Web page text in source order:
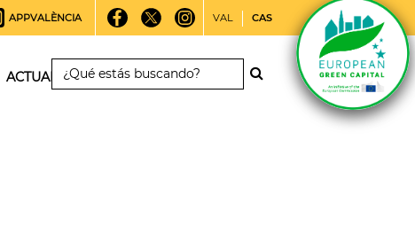
APPVALÈNCIA VAL CAS
ACTUALIDAD